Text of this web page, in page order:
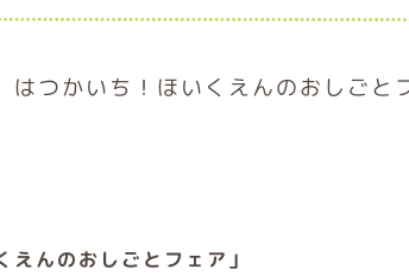
はつかいち！ほいくえんのおしごと
んのおしごとフェア」